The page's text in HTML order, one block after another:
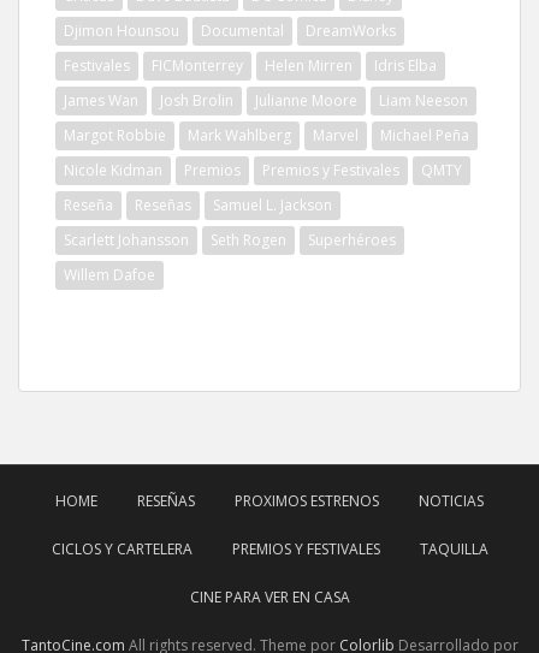
Djimon Hounsou
Documental
DreamWorks
Festivales
FICMonterrey Helen Mirren
Idris Elba
James Wan
Josh Brolin Julianne Moore
Liam Neeson
Margot Robbie
Mark Wahlberg Marvel
Michael Peña
Nicole Kidman
Premios Premios y Festivales
QMTY
Reseña
Reseñas
Samuel L. Jackson
Scarlett Johansson
Seth Rogen
Superhéroes
Willem Dafoe
HOME RESEÑAS PROXIMOS ESTRENOS NOTICIAS
CICLOS Y CARTELERA PREMIOS Y FESTIVALES TAQUILLA
CINE PARA VER EN CASA
TantoCine.com All rights reserved. Theme por Colorlib Desarrollado por